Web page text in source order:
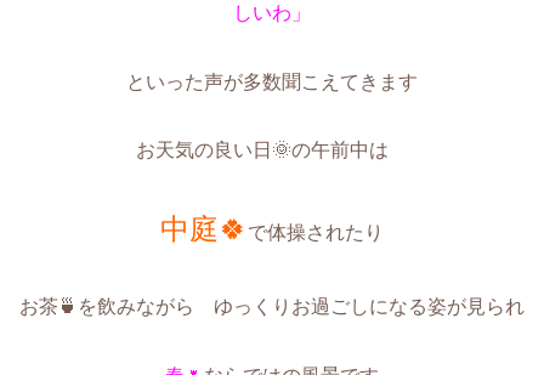
しいわ」
といった声が多数聞こえてきます
お天気の良い日🌞の午前中は
中庭🍀 で体操されたり
お茶🍵を飲みながら ゆっくりお過ごしになる姿が見られ